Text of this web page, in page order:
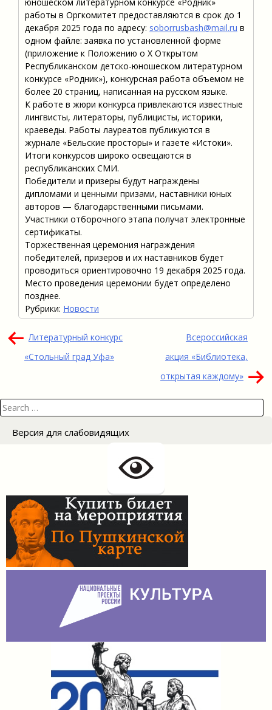
работы в Оргкомитет предоставляются в срок до 1
декабря 2025 года по адресу: soborrusbash@mail.ru в
одном файле: заявка по установленной форме
(приложение к Положению о X Открытом
Республиканском детско-юношеском литературном
конкурсе «Родник»), конкурсная работа объемом не
более 20 страниц, написанная на русском языке.
К работе в жюри конкурса привлекаются известные
лингвисты, литераторы, публицисты, историки,
краеведы. Работы лауреатов публикуются в
журнале «Бельские просторы» и газете «Истоки».
Итоги конкурсов широко освещаются в
республиканских СМИ.
Победители и призеры будут награждены
дипломами и ценными призами, наставники юных
авторов — благодарственными письмами.
Участники отборочного этапа получат электронные
сертификаты.
Торжественная церемония награждения
победителей, призеров и их наставников будет
проводиться ориентировочно 19 декабря 2025 года.
Место проведения церемонии будет определено
позднее.
Рубрики: Новости
Навигация
по
Литературный конкурс
«Стольный град Уфа»
Всероссийская
акция «Библиотека,
открытая каждому»
Search
for:
Версия для слабовидящих